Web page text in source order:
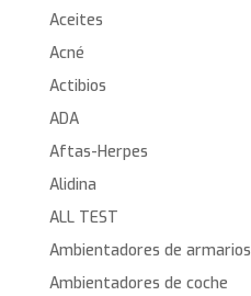
Aceites
Acné
Actibios
ADA
Aftas-Herpes
Alidina
ALL TEST
Ambientadores de armarios
Ambientadores de coche